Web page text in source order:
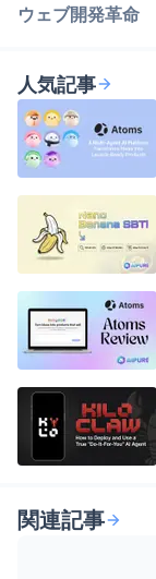
ウェブ開発革命
人気記事
関連記事